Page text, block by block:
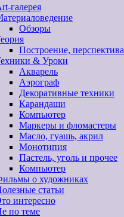
галерея
Обзоры
Построение, перспектива
& Уроки
Акварель
Аэрограф
Декоративные техники
Карандаши
Компьютер
Маркеры и фломастеры
Масло, гуашь, акрил
Монотипия
Пастель, уголь и прочее
Компьютер
о художниках
статьи
интересно
по теме